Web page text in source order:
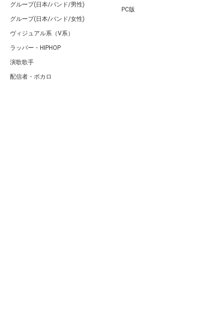
グループ(日本/バンド/男性)
グループ(日本/バンド/女性)
ヴィジュアル系（V系）
ラッパー・HIPHOP
演歌歌手
配信者・ボカロ
PC版